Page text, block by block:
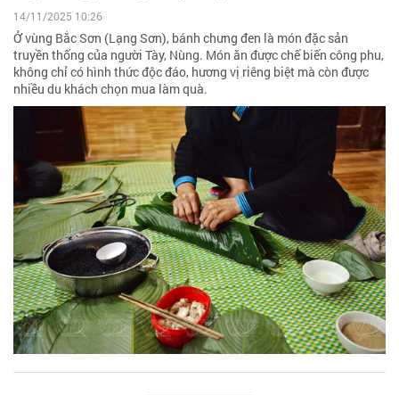
14/11/2025 10:26
Ở vùng Bắc Sơn (Lạng Sơn), bánh chưng đen là món đặc sản
truyền thống của người Tày, Nùng. Món ăn được chế biến công phu,
không chỉ có hình thức độc đáo, hương vị riêng biệt mà còn được
nhiều du khách chọn mua làm quà.